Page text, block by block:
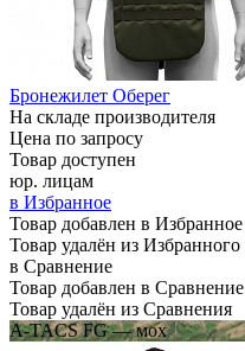
Бронежилет Оберег
На складе производителя
Цена по запросу
Товар доступен
юр. лицам
в Избранное
Товар добавлен в Избранное
Товар удалён из Избранного
в Сравнение
Товар добавлен в Сравнение
Товар удалён из Сравнения
A-TACS FG — мох